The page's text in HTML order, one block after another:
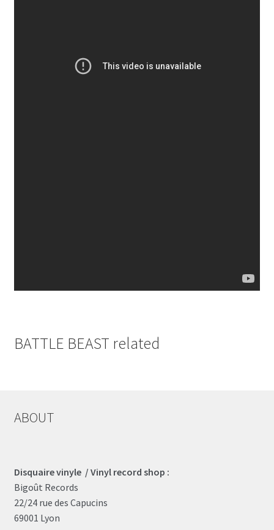
BATTLE BEAST related
ABOUT
Disquaire vinyle / Vinyl record shop :
Bigoût Records
22/24 rue des Capucins
69001 Lyon